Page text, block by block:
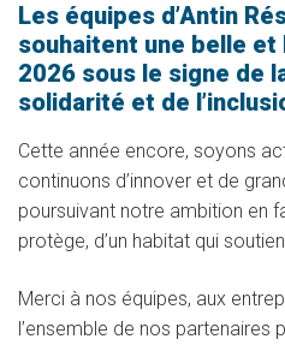
Les équipes d’Antin
souhaitent une belle et
2026 sous le signe de
solidarité et de
Cette année encore, soyons
continuons d’innover et de
poursuivant notre ambition en
protège, d’un habitat qui
Merci à nos équipes, aux
l’ensemble de nos partenaires